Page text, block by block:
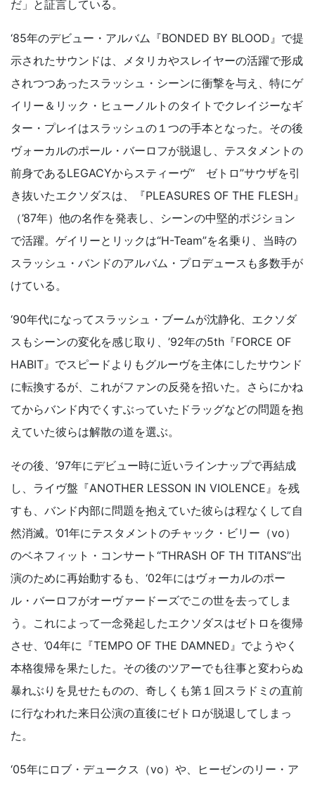
だ」と証言している。
‘85年のデビュー・アルバム『BONDED BY BLOOD』で提
示されたサウンドは、メタリカやスレイヤーの活躍で形成
されつつあったスラッシュ・シーンに衝撃を与え、特にゲ
イリー＆リック・ヒューノルトのタイトでクレイジーなギ
ター・プレイはスラッシュの１つの手本となった。その後
ヴォーカルのポール・バーロフが脱退し、テスタメントの
前身であるLEGACYからスティーヴ“ ゼトロ”サウザを引
き抜いたエクソダスは、『PLEASURES OF THE FLESH』
（’87年）他の名作を発表し、シーンの中堅的ポジション
で活躍。ゲイリーとリックは“H-Team”を名乗り、当時の
スラッシュ・バンドのアルバム・プロデュースも多数手が
けている。
‘90年代になってスラッシュ・ブームが沈静化、エクソダ
スもシーンの変化を感じ取り、’92年の5th『FORCE OF
HABIT』でスピードよりもグルーヴを主体にしたサウンド
に転換するが、これがファンの反発を招いた。さらにかね
てからバンド内でくすぶっていたドラッグなどの問題を抱
えていた彼らは解散の道を選ぶ。
その後、’97年にデビュー時に近いラインナップで再結成
し、ライヴ盤『ANOTHER LESSON IN VIOLENCE』を残
すも、バンド内部に問題を抱えていた彼らは程なくして自
然消滅。’01年にテスタメントのチャック・ビリー（vo）
のベネフィット・コンサート“THRASH OF TH TITANS”出
演のために再始動するも、‘02年にはヴォーカルのポー
ル・バーロフがオーヴァードーズでこの世を去ってしま
う。これによって一念発起したエクソダスはゼトロを復帰
させ、’04年に『TEMPO OF THE DAMNED』でようやく
本格復帰を果たした。その後のツアーでも往事と変わらぬ
暴れぶりを見せたものの、奇しくも第１回スラドミの直前
に行なわれた来日公演の直後にゼトロが脱退してしまっ
た。
‘05年にロブ・デュークス（vo）や、ヒーゼンのリー・ア